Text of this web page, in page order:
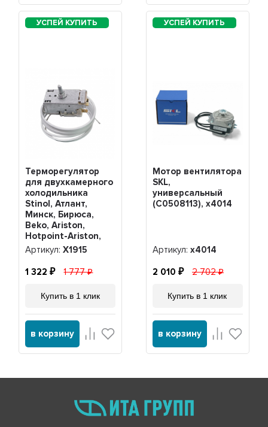
Терморегулятор
для двухкамерного
холодильника
Stinol, Атлант,
Минск, Бирюса,
Beko, Ariston,
Hotpoint-Ariston,
Beko, Indesit K56-
L1915, Х1915
Артикул:Х1915
1 322 1 777
Купить в 1 клик
в корзину
Мотор вентилятора
SKL,
универсальный
(C0508113), x4014
Артикул: x4014
2 010 2 702
Купить в 1 клик
в корзину